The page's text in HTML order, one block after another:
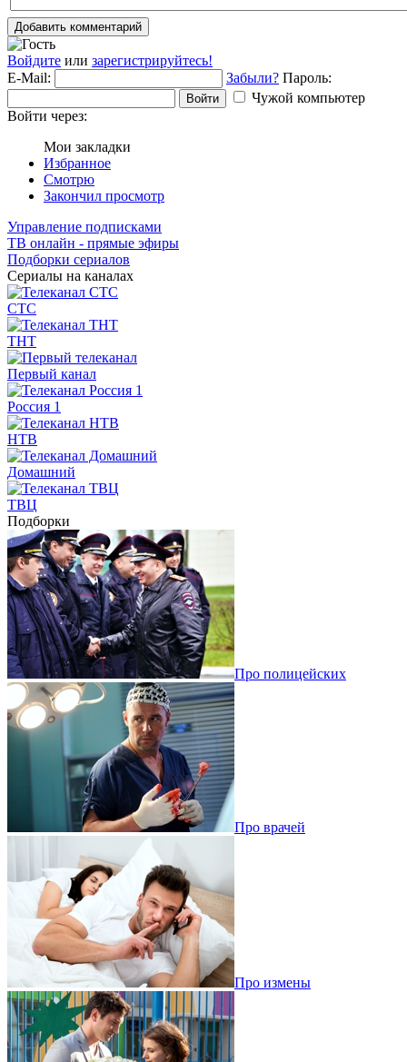
Добавить комментарий
Войдите или зарегистрируйтесь!
E-Mail:
Забыли? Пароль:
Войти
Чужой компьютер
Войти через:
Мои закладки
Избранное
Смотрю
Закончил просмотр
Управление подписками
ТВ онлайн - прямые эфиры
Подборки сериалов
Сериалы на каналах
СТС
ТНТ
Первый канал
Россия 1
НТВ
Домашний
ТВЦ
Подборки
Про полицейских
Про врачей
Про измены